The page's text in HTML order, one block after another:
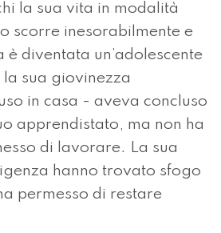
la sua vita in modalità
scorre inesorabilmente e
è diventata un’adolescente
sua giovinezza
in casa - aveva concluso
apprendistato, ma non ha
di lavorare. La sua
hanno trovato sfogo
permesso di restare